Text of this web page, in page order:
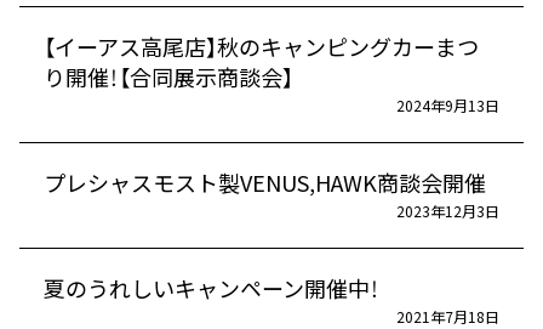
【イーアス高尾店】秋のキャンピングカーまつ
り開催！【合同展示商談会】
2024年9月13日
プレシャスモスト製VENUS,HAWK商談会開催
2023年12月3日
夏のうれしいキャンペーン開催中！
2021年7月18日